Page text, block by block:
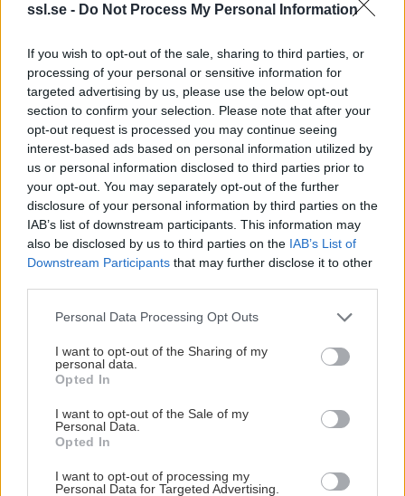
ssl.se - Do Not Process My Personal Information
If you wish to opt-out of the sale, sharing to third parties, or
processing of your personal or sensitive information for
targeted advertising by us, please use the below opt-out
section to confirm your selection. Please note that after your
opt-out request is processed you may continue seeing
interest-based ads based on personal information utilized by
us or personal information disclosed to third parties prior to
your opt-out. You may separately opt-out of the further
disclosure of your personal information by third parties on the
IAB’s list of downstream participants. This information may
also be disclosed by us to third parties on the IAB’s List of
Downstream Participants that may further disclose it to other
Please note that this website/app uses one or more Google
not limited to your visit or usage behaviour. You may click to
grant or deny consent to Google and its third-party tags to
use your data for below specified purposes in below Google
consent section.
Personal Data Processing Opt Outs
I want to opt-out of the Sharing of my
personal data.
Opted In
I want to opt-out of the Sale of my
Personal Data.
Opted In
I want to opt-out of processing my
Personal Data for Targeted Advertising.
FREDAG 27 MARS
Pixbo IBK – IBF Falun
PIX
Slutresultat:
4-8
FAL
Wallenstam Arena
Efter match
FBC Kalmarsund – Växjö Vipers
FBC
VXO
Efter match